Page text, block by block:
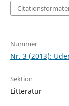
Nummer
Nr. 3 (2013):
Sektion
Litteratur